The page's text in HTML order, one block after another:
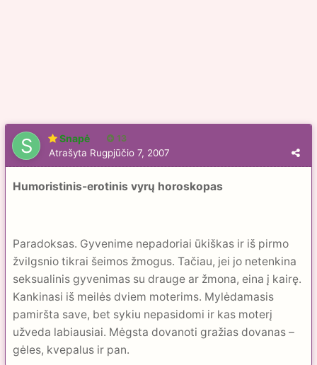
Snapė 13
Atrašyta Rugpjūčio 7, 2007
Humoristinis-erotinis vyrų horoskopas
Paradoksas. Gyvenime nepadoriai ūkiškas ir iš pirmo
žvilgsnio tikrai šeimos žmogus. Tačiau, jei jo netenkina
seksualinis gyvenimas su drauge ar žmona, eina į kairę.
Kankinasi iš meilės dviem moterims. Mylėdamasis
pamiršta save, bet sykiu nepasidomi ir kas moterį
užveda labiausiai. Mėgsta dovanoti gražias dovanas –
gėles, kvepalus ir pan.